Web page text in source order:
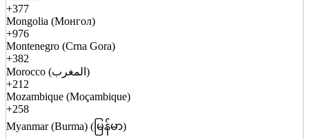
+377
Mongolia (Монгол)
+976
Montenegro (Crna Gora)
+382
Morocco (المغرب)
+212
Mozambique (Moçambique)
+258
Myanmar (Burma) (မြန်မာ)